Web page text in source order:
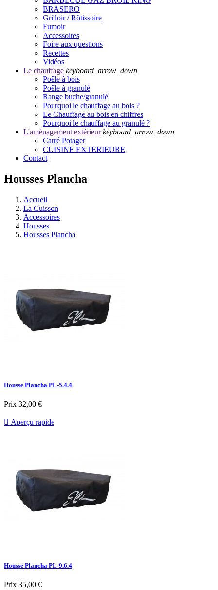
BRASERO
Grilloir / Rôtissoire
Fumoir
Accessoires
Foire aux questions
Recettes
Vidéos
Le chauffage keyboard_arrow_down
Poêle à bois
Poêle à granulé
Range buche/granulé
Pourquoi le chauffage au bois ?
Le Chauffage au bois en chiffres
Pourquoi le chauffage au granulé ?
L'aménagement extérieur keyboard_arrow_down
Carré Potager
CUISINE EXTERIEURE
Contact
Housses Plancha
Accueil
La Cuisson
Accessoires
Housses
Housses Plancha
Housse Plancha PL-5.4.4
Prix 32,00 €
 Aperçu rapide
Housse Plancha PL-9.6.4
Prix 35,00 €